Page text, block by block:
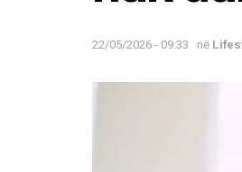
22/05/2026 - 09:33 në